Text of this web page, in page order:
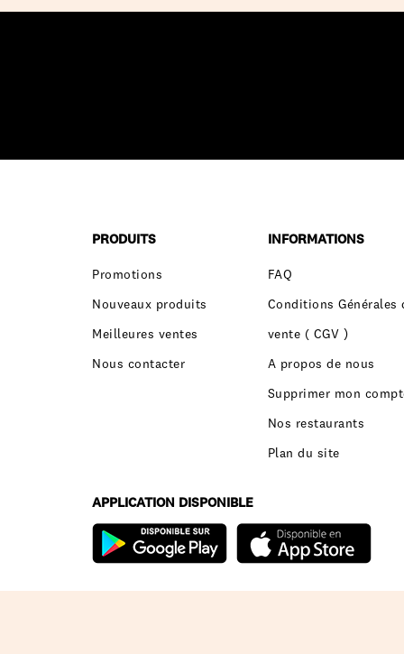
PRODUITS
Promotions
Nouveaux produits
Meilleures ventes
Nous contacter
INFORMATIONS
FAQ
Conditions Générales
vente ( CGV )
A propos de nous
Supprimer mon
Nos restaurants
Plan du site
APPLICATION DISPONIBLE